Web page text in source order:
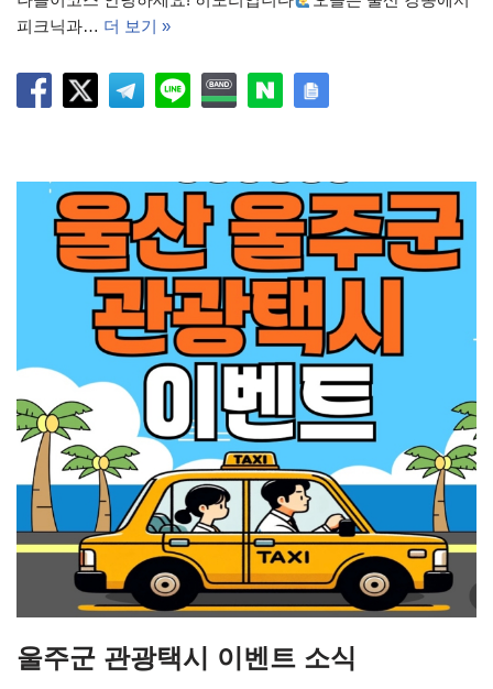
피크닉과… 더 보기 »
울주군 관광택시 이벤트 소식